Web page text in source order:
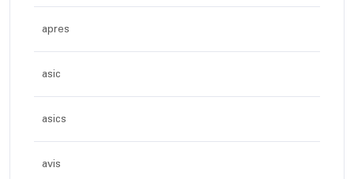
apres
asic
asics
avis